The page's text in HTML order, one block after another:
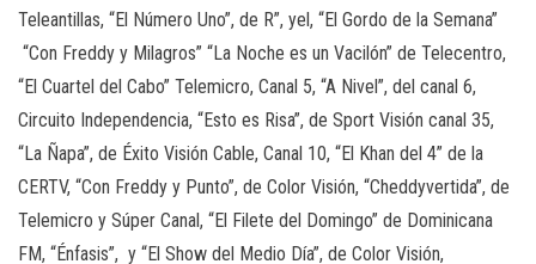
Teleantillas, “El Número Uno”, de R”, yel, “El Gordo de la Semana”
“Con Freddy y Milagros” “La Noche es un Vacilón” de Telecentro,
“El Cuartel del Cabo” Telemicro, Canal 5, “A Nivel”, del canal 6,
Circuito Independencia, “Esto es Risa”, de Sport Visión canal 35,
“La Ñapa”, de Éxito Visión Cable, Canal 10, “El Khan del 4” de la
CERTV, “Con Freddy y Punto”, de Color Visión, “Cheddyvertida”, de
Telemicro y Súper Canal, “El Filete del Domingo” de Dominicana
FM, “Énfasis”, y “El Show del Medio Día”, de Color Visión,